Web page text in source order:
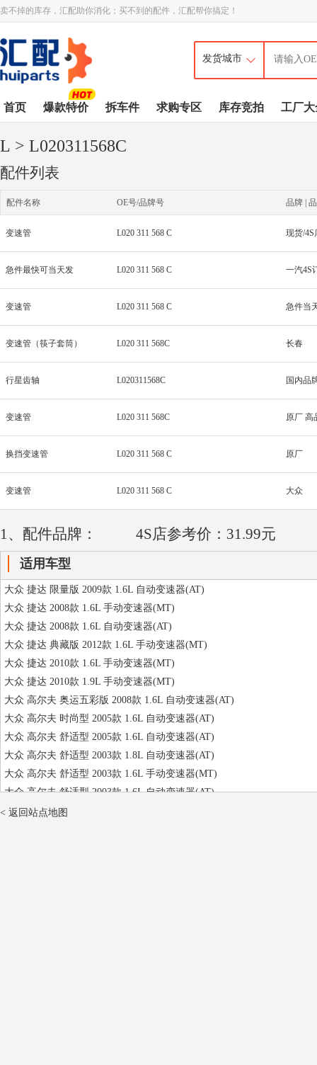
卖不掉的库存，汇配助你消化；买不到的配件，汇配帮你搞定！
首页 爆款特价 拆车件 求购专区 库存竞拍 工厂大
L > L020311568C
配件列表
配件名称 OE号/品牌号 品牌 |
变速管 L020 311 568 C
急件最快可当天发 L020 311 568 C 一汽4S
变速管 L020 311 568 C 急件当
变速管（筷子套筒） L020 311 568C 长春
行星齿轴 L020311568C 国内品
变速管 L020 311 568C 原厂 高
换挡变速管 L020 311 568 C 原厂
变速管 L020 311 568 C 大众
1、配件品牌： 4S店参考价：31.99元
适用车型
大众 捷达 限量版 2009款 1.6L 自动变速器(AT)
大众 捷达 2008款 1.6L 手动变速器(MT)
大众 捷达 2008款 1.6L 自动变速器(AT)
大众 捷达 典藏版 2012款 1.6L 手动变速器(MT)
大众 捷达 2010款 1.6L 手动变速器(MT)
大众 捷达 2010款 1.9L 手动变速器(MT)
大众 高尔夫 奥运五彩版 2008款 1.6L 自动变速器(AT)
大众 高尔夫 时尚型 2005款 1.6L 自动变速器(AT)
大众 高尔夫 舒适型 2005款 1.6L 自动变速器(AT)
大众 高尔夫 舒适型 2003款 1.8L 自动变速器(AT)
大众 高尔夫 舒适型 2003款 1.6L 手动变速器(MT)
大众 高尔夫 舒适型 2003款 1.6L 自动变速器(AT)
< 返回站点地图